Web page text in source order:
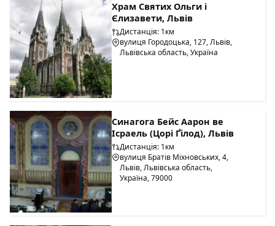
Храм Святих Ольги і
Єлизавети, Львів
Дистанція: 1км
вулиця Городоцька, 127, Львів,
Львівська область, Україна
Синагога Бейс Аарон ве
Ісраель (Цорі Ґілод), Львів
Дистанція: 1км
вулиця Братів Міхновських, 4,
Львів, Львівська область,
Україна, 79000